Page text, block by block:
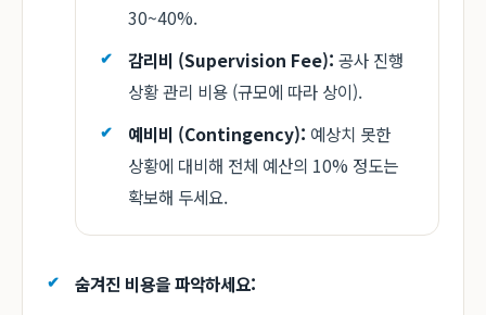
30~40%.
감리비 (Supervision Fee): 공사 진행
상황 관리 비용 (규모에 따라 상이).
예비비 (Contingency): 예상치 못한
상황에 대비해 전체 예산의 10% 정도는
확보해 두세요.
숨겨진 비용을 파악하세요: